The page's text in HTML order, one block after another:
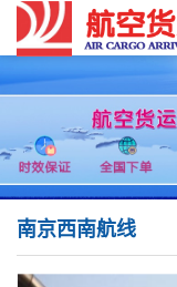
南京西南航线